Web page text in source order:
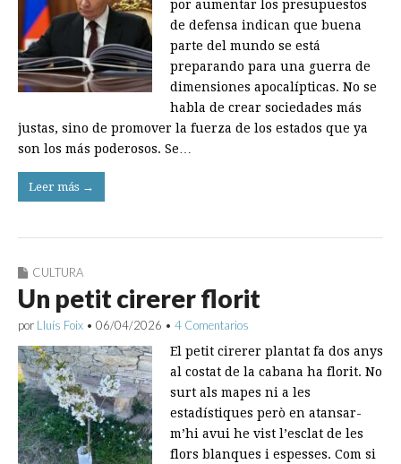
por aumentar los presupuestos
de defensa indican que buena
parte del mundo se está
preparando para una guerra de
dimensiones apocalípticas. No se
habla de crear sociedades más
justas, sino de promover la fuerza de los estados que ya
son los más poderosos. Se…
Leer más →
CULTURA
Un petit cirerer florit
por Lluís Foix • 06/04/2026 • 4 Comentarios
El petit cirerer plantat fa dos anys
al costat de la cabana ha florit. No
surt als mapes ni a les
estadístiques però en atansar-
m’hi avui he vist l’esclat de les
flors blanques i espesses. Com si